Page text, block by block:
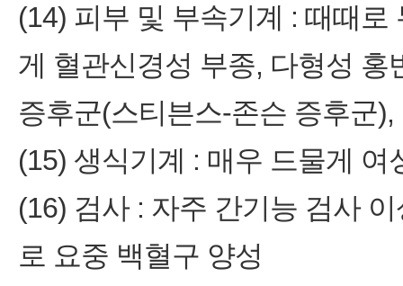
(14) 피부 및 부속기계 : 때때
게 혈관신경성 부종, 다형성
증후군(스티븐스-존슨 증후군
(15) 생식기계 : 매우 드물게 여
(16) 검사 : 자주 간기능 검사
로 요중 백혈구 양성